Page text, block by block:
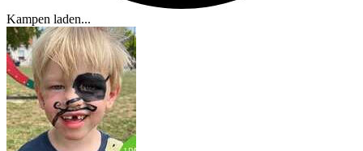
Kampen laden...